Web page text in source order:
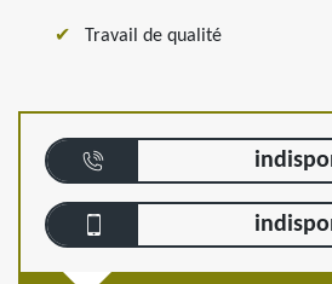
Travail de qualité